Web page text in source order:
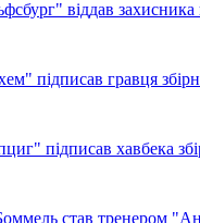
віддав
підписав гравця
підписав хавбека
став тренером